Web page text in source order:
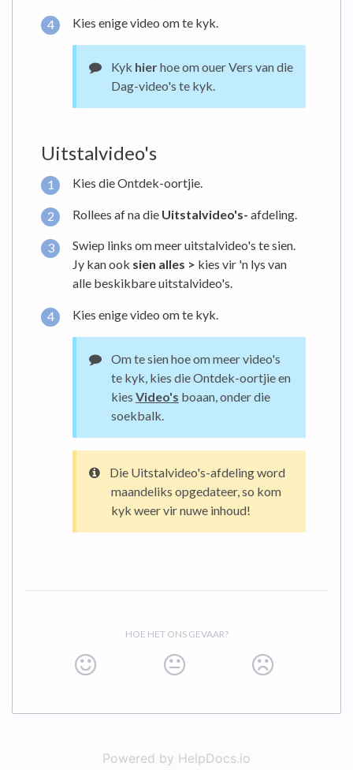
Kies enige video om te kyk.
Kyk hierhoe om ouer Vers van die
Dag-video's te kyk.
Uitstalvideo's
Kies die Ontdek-oortjie.
Rollees af na die Uitstalvideo's- afdeling.
Swiep links om meer uitstalvideo's te sien.
Jy kan ook sien alles > kies vir 'n lys van
alle beskikbare uitstalvideo's.
Kies enige video om te kyk.
Om te sien hoe om meer video's
te kyk, kies die Ontdek-oortjie en
kies Video's boaan, onder die
soekbalk.
Die Uitstalvideo's-afdeling word
maandeliks opgedateer, so kom
kyk weer vir nuwe inhoud!
HOE HET ONS GEVAAR?
Powered by HelpDocs.io